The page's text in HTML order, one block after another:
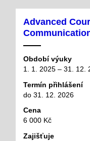
Advanced
Období výuky
1. 1. 2025 – 31. 12.
Termín přihlášení
do 31. 12. 2026
Cena
6 000 Kč
Zajišťuje